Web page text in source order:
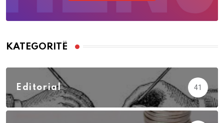
KATEGORITË
Editorial 41